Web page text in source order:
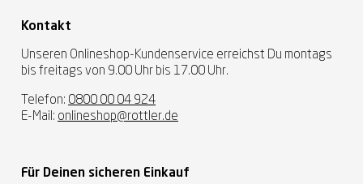
Kontakt
Unseren Onlineshop-Kundenservice erreichst Du montags
bis freitags von 9.00 Uhr bis 17.00 Uhr.
Telefon: 0800 00 04 924
E-Mail: onlineshop@rottler.de
Für Deinen sicheren Einkauf